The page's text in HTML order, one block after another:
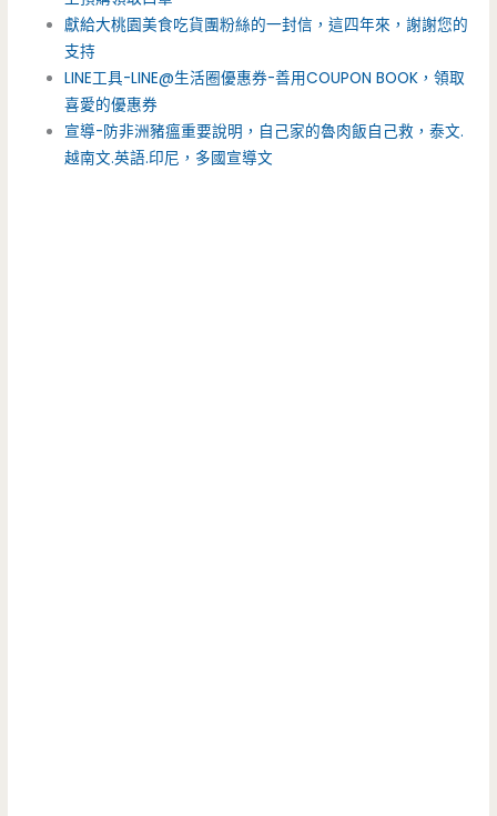
獻給大桃園美食吃貨團粉絲的一封信，這四年來，謝謝您的
支持
LINE工具-LINE@生活圈優惠券-善用COUPON BOOK，領取
喜愛的優惠券
宣導-防非洲豬瘟重要說明，自己家的魯肉飯自己救，泰文.
越南文.英語.印尼，多國宣導文